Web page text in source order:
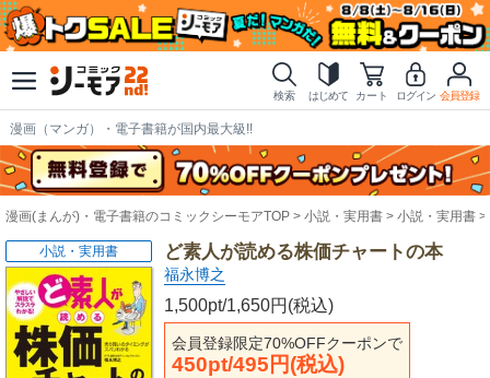
検索 はじめて カート ログイン 会員登録
漫画（マンガ）・電子書籍が国内最大級!!
漫画(まんが)・電子書籍のコミックシーモアTOP 小説・実用書 小説・実用書
ど素人が読める株価チャートの本
福永博之
1,500pt/1,650円(税込)
会員登録限定70%OFFクーポンで
450pt/495円(税込)
小説・実用書